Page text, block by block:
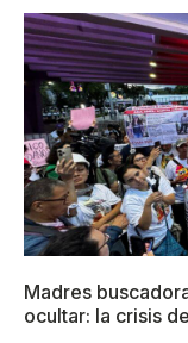
Madres
ocultar: la crisis